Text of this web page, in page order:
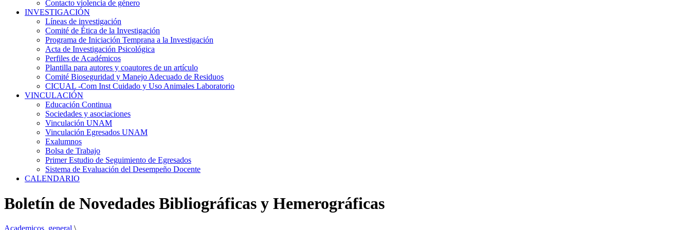
Contacto violencia de género
INVESTIGACIÓN
Líneas de investigación
Comité de Ética de la Investigación
Programa de Iniciación Temprana a la Investigación
Acta de Investigación Psicológica
Perfiles de Académicos
Plantilla para autores y coautores de un artículo
Comité Bioseguridad y Manejo Adecuado de Residuos
CICUAL -Com Inst Cuidado y Uso Animales Laboratorio
VINCULACIÓN
Educación Continua
Sociedades y asociaciones
Vinculación UNAM
Vinculación Egresados UNAM
Exalumnos
Bolsa de Trabajo
Primer Estudio de Seguimiento de Egresados
Sistema de Evaluación del Desempeño Docente
CALENDARIO
Boletín de Novedades Bibliográficas y Hemerográficas